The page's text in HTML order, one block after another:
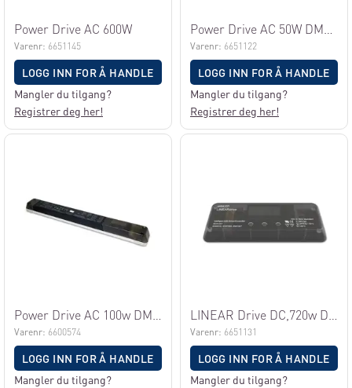
Power Drive AC 600W
Varenr: 6651145
LOGG INN FOR Å HANDLE
Mangler du tilgang?
Registrer deg her!
Varenr: 6651122
LOGG INN FOR Å HANDLE
Mangler du tilgang?
Registrer deg her!
Varenr: 6600574
LOGG INN FOR Å HANDLE
Mangler du tilgang?
Varenr: 6651131
LOGG INN FOR Å HANDLE
Mangler du tilgang?